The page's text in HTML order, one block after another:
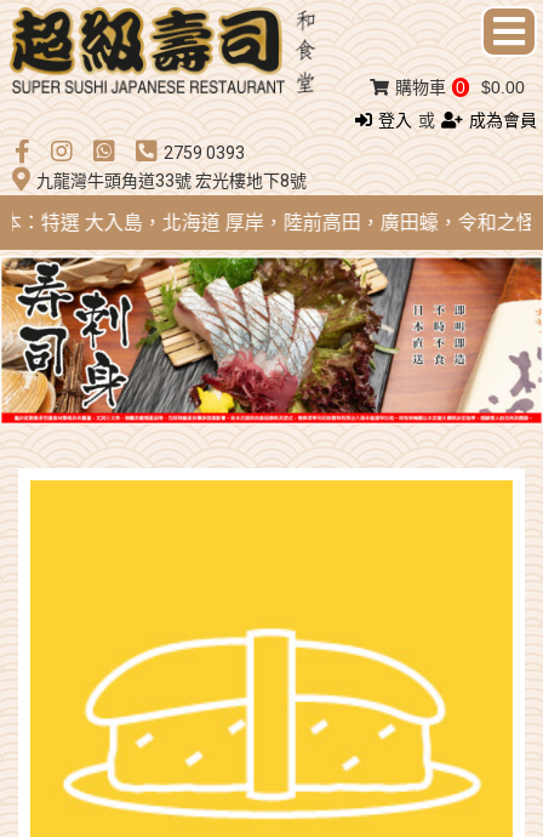
登入 或
成為會員
2759 0393
九龍灣牛頭角道33號 宏光樓地下8號
購物車 0 $0.00
：特選 大入島，北海道 厚岸，陸前高田，廣田蠔，令和之